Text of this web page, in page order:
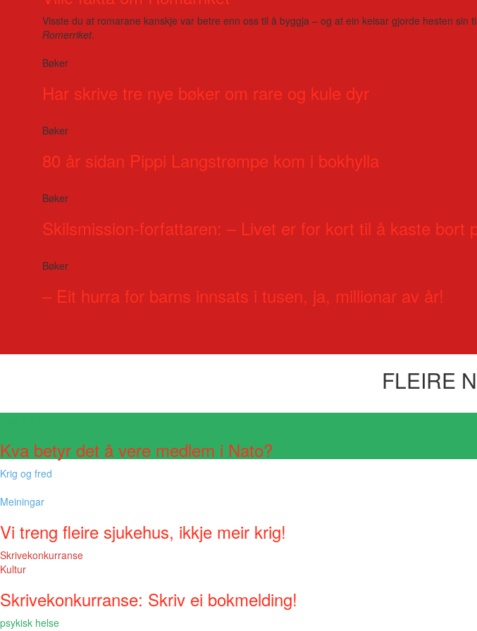
Visste du at romarane kanskje var betre enn oss til å byggja – og at ein keisar gjorde hesten
Romerriket.
Bøker
Har skrive tre nye bøker om rare og kule dyr
Bøker
80 år sidan Pippi Langstrømpe kom i bokhylla
Bøker
Skilsmission-forfattaren: – Livet er for kort til å kaste bort
Bøker
– Eit hurra for barns innsats i tusen, ja, millionar av år!
FLEIRE
Kva betyr det å vere medlem i Nato?
Krig og fred
Meiningar
Vi treng fleire sjukehus, ikkje meir krig!
Skrivekonkurranse
Kultur
Skrivekonkurranse: Skriv ei bokmelding!
psykisk helse